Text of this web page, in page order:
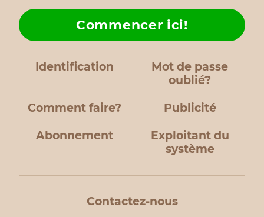
Identification
Mot de passe
oublié?
Comment faire?
Commencer ici!
Publicité
Abonnement
Exploitant du
système
Contactez-nous